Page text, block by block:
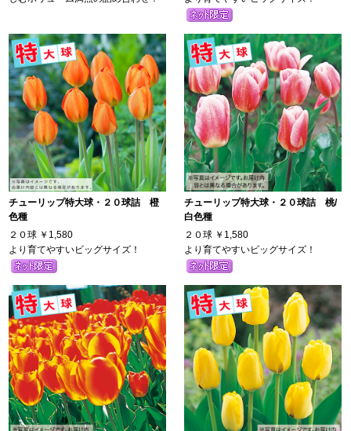
チューリップ特大球・２０球詰 橙
色種
２０球 ￥1,580
より育てやすいビッグサイズ！
チューリップ特大球・２０球詰 桃/
白色種
２０球 ￥1,580
より育てやすいビッグサイズ！